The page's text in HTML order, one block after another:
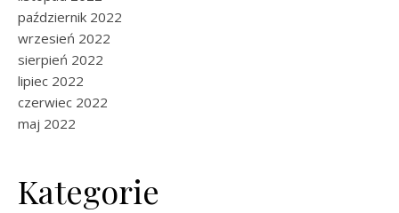
październik 2022
wrzesień 2022
sierpień 2022
lipiec 2022
czerwiec 2022
maj 2022
Kategorie